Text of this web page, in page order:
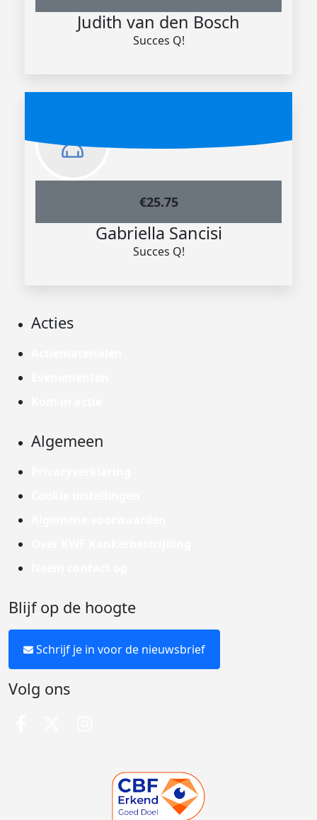
Judith van den Bosch
Succes Q!
€25.75
Gabriella Sancisi
Succes Q!
Acties
Algemeen
Blijf op de hoogte
Schrijf je in voor de nieuwsbrief
Volg ons